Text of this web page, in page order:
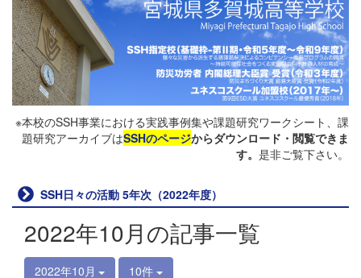
※本校のSSH事業における実践事例集や課題研究ワークシート、課
題研究アーカイブはSSHのページからダウンロード・閲覧できま
す。 是非ご覧下さい。
SSH日々の活動 5年次（2022年度）
2022年10月の記事一覧
2022年10月 10件